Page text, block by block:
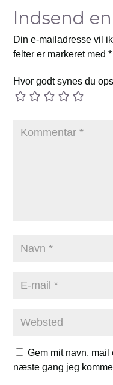
Indsend
Din e-mailadresse vil
felter er markeret med*
Hvor godt synes du
Gem mit navn, mail
næste gang jeg